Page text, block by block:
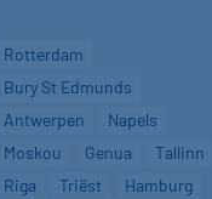
Rotterdam
Bury St Edmunds
Antwerpen
Napels
Moskou
Genua
Tallinn
Riga
Triëst
Hamburg